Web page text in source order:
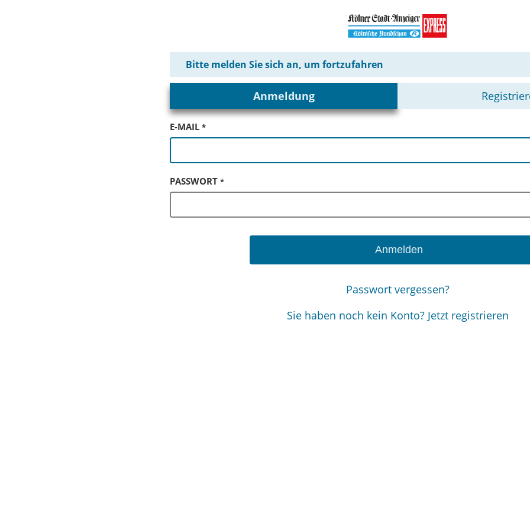
Bitte melden Sie sich an, um fortzufahren
Anmeldung
E-MAIL *
PASSWORT *
Anmelden
Passwort vergessen?
Sie haben noch kein Konto? Jetzt registrieren